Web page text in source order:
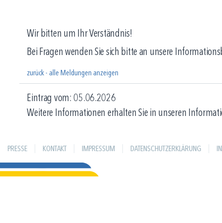
Wir bitten um Ihr Verständnis!
Bei Fragen wenden Sie sich bitte an unsere
zurück - alle Meldungen anzeigen
Eintrag vom: 05.06.2026
Weitere Informationen erhalten Sie in unseren
PRESSE KONTAKT IMPRESSUM DATENSCHUTZERKLÄRUNG